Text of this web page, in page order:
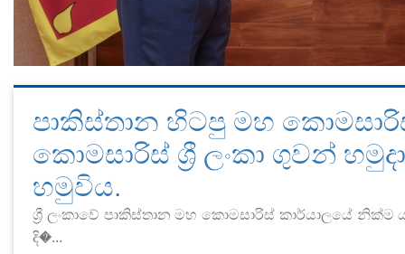
පාකිස්තාන හිටපු මහ
කොමසාරිස් ශ්‍රී ලංකා ගුවන්
හමුවිය.
ශ්‍රී ලංකාවේ පාකිස්තාන මහ කොමසාරිස් කාර්යාලයේ
දි�...